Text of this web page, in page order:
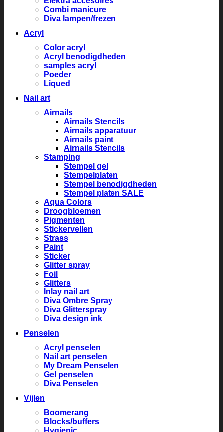
Combi manicure
Diva lampen/frezen
Acryl
Color acryl
Acryl benodigdheden
samples acryl
Poeder
Liqued
Nail art
Airnails
Airnails Stencils
Airnails apparatuur
Airnails paint
Airnails Stencils
Stamping
Stempel gel
Stempelplaten
Stempel benodigdheden
Stempel platen SALE
Aqua Colors
Droogbloemen
Pigmenten
Stickervellen
Strass
Paint
Sticker
Glitter spray
Foil
Glitters
Inlay nail art
Diva Ombre Spray
Diva Glitterspray
Diva design ink
Penselen
Acryl penselen
Nail art penselen
My Dream Penselen
Gel penselen
Diva Penselen
Vijlen
Boomerang
Blocks/buffers
Hygienic